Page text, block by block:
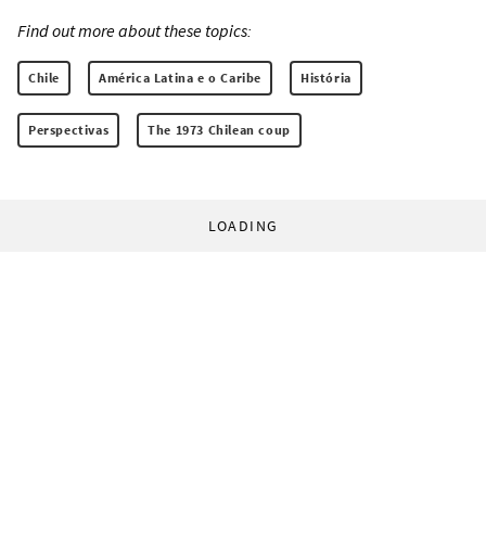
Find out more about these topics:
Chile América Latina e o Caribe História
Perspectivas The 1973 Chilean coup
LOADING